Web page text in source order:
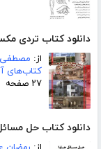
دانلود کتاب تردی
از: مصطفی
کتاب‌های
۲۷ صفحه
دانلود کتاب حل مسائل جاوا (حل 600